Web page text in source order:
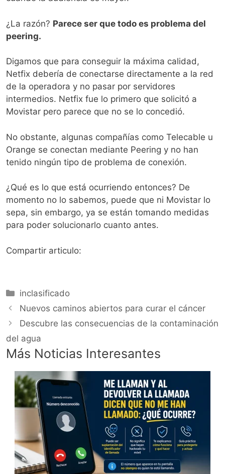
¿La razón? Parece ser que todo es problema del
peering.
Digamos que para conseguir la máxima calidad,
Netfix debería de conectarse directamente a la red
de la operadora y no pasar por servidores
intermedios. Netfix fue lo primero que solicitó a
Movistar pero parece que no se lo concedió.
No obstante, algunas compañías como Telecable u
Orange se conectan mediante Peering y no han
tenido ningún tipo de problema de conexión.
¿Qué es lo que está ocurriendo entonces? De
momento no lo sabemos, puede que ni Movistar lo
sepa, sin embargo, ya se están tomando medidas
para poder solucionarlo cuanto antes.
Compartir articulo:
Categorías
inclasificado
Nuevos caminos abiertos para curar el cáncer
Descubre las consecuencias de la contaminación
del agua
Más Noticias Interesantes